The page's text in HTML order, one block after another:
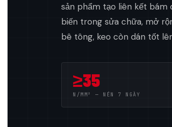
sản phẩm tạo liên kết
biến trong sửa chữa, mở
bê tông, keo còn dán tốt
≥35
N/MM² — NÉN 7 NGÀY